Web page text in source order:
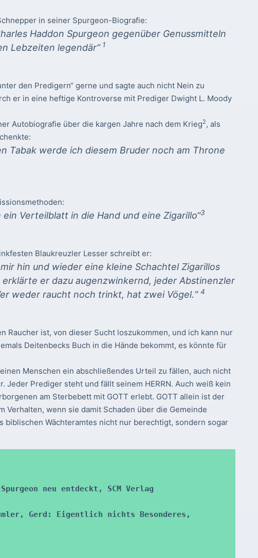
in seiner Spurgeon-Biografie:
Haddon Spurgeon gegenüber Genussmitteln
Lebzeiten legendär“1
den Predigern“ gerne und sagte auch nicht Nein zu
er in eine heftige Kontroverse mit Prediger Dwight L. Moody
Autobiografie über die kargen Jahre nach dem Krieg2, als
Tabak werde ich diesem Bruder noch am Throne
Verteilblatt in die Hand und eine Zigarillo“3
Blaukreuzler Lesser schreibt er:
hin und wieder eine kleine Schachtel Zigarillos
erklärte er dazu augenzwinkernd, jeder Abstinenzler
weder raucht noch trinkt, hat zwei Vögel.“ 4
Raucher ist, von dieser Sucht loszukommen, und ich kann nur
Deitenbecks Buch in die Hände bekommt, es könnte für
Menschen ein abschließendes Urteil zu fällen, auch nicht
Jeder Prediger steht und fällt seinem HERRN. Auch weiß kein
am Sterbebett mit GOTT erlebt. GOTT allein ist der
Verhalten, wenn sie damit Schaden über die Gemeinde
biblischen Wächteramtes nicht nur berechtigt, sondern sogar
neu entdeckt, SCM Verlag
Gerd: Eigentlich nichts Besonderes,